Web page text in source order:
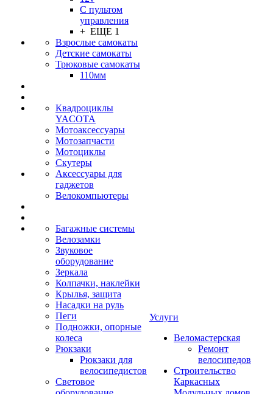
С пультом
управления
+ ЕЩЕ 1
Взрослые самокаты
Детские самокаты
Трюковые самокаты
110мм
Квадроциклы
YACOTA
Мотоаксессуары
Мотозапчасти
Мотоциклы
Скутеры
Аксессуары для
гаджетов
Велокомпьютеры
Багажные системы
Велозамки
Звуковое
оборудование
Зеркала
Колпачки, наклейки
Крылья, защита
Насадки на руль
Пеги
Подножки, опорные
колеса
Рюкзаки
Рюкзаки для
велосипедистов
Световое
Услуги
Веломастерская
Ремонт
велосипедов
Строительство
Каркасных